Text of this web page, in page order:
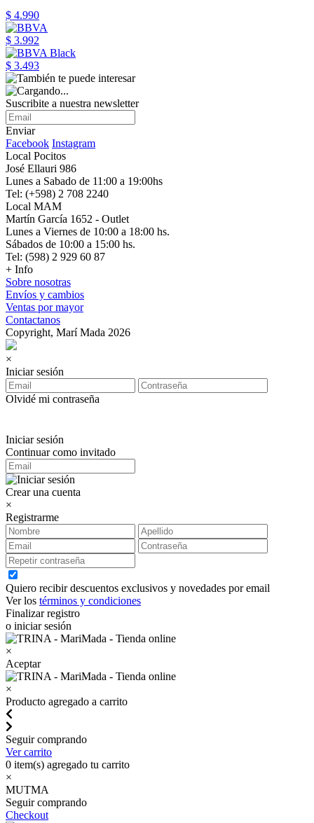
$ 4.990
$ 3.992
$ 3.493
Suscribite a nuestra newsletter
Enviar
Facebook Instagram
Local Pocitos
José Ellauri 986
Lunes a Sabado de 11:00 a 19:00hs
Tel: (+598) 2 708 2240
Local MAM
Martín García 1652 - Outlet
Lunes a Viernes de 10:00 a 18:00 hs.
Sábados de 10:00 a 15:00 hs.
Tel: (598) 2 929 60 87
+ Info
Sobre nosotras
Envíos y cambios
Ventas por mayor
Contactanos
Copyright, Marí Mada 2026
×
Iniciar sesión
Olvidé mi contraseña
Iniciar sesión
Continuar como invitado
Crear una cuenta
×
Registrarme
Quiero recibir descuentos exclusivos y novedades por email
Ver los términos y condiciones
Finalizar registro
o iniciar sesión
×
Aceptar
×
Producto agregado a carrito
Seguir comprando
Ver carrito
0 item(s) agregado tu carrito
×
MUTMA
Seguir comprando
Checkout